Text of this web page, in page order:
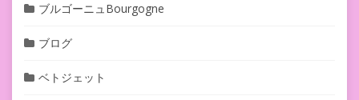
ブルゴーニュBourgogne
ブログ
ベトジェット